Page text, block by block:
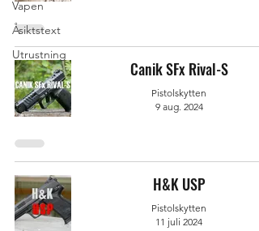
Vapen
Åsiktstext
Utrustning
Canik SFx Rival-S
Pistolskytten
9 aug. 2024
H&K USP
Pistolskytten
11 juli 2024